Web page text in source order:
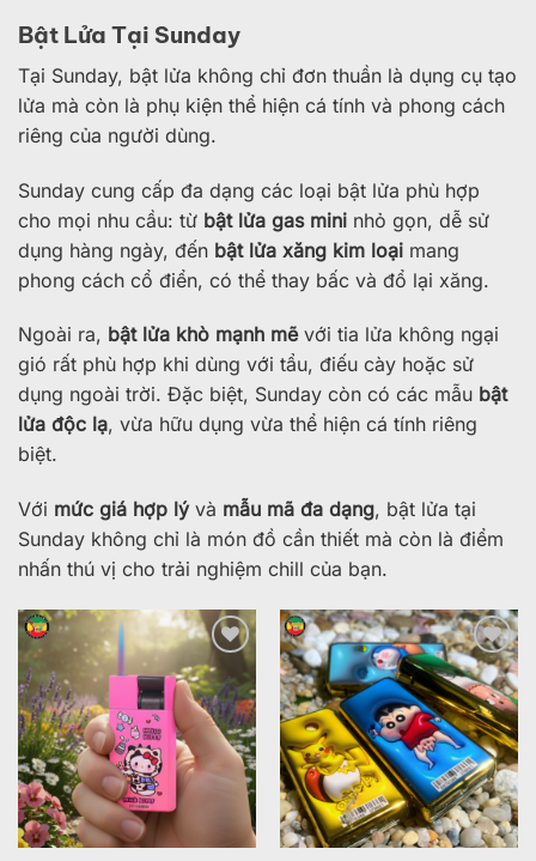
Bật Lửa Tại Sunday
Tại Sunday, bật lửa không chỉ đơn thuần là dụng cụ tạo
lửa mà còn là phụ kiện thể hiện cá tính và phong cách
riêng của người dùng.
Sunday cung cấp đa dạng các loại bật lửa phù hợp
cho mọi nhu cầu: từ bật lửa gas mini nhỏ gọn, dễ sử
dụng hàng ngày, đến bật lửa xăng kim loại mang
phong cách cổ điển, có thể thay bấc và đổ lại xăng.
Ngoài ra, bật lửa khò mạnh mẽvới tia lửa không ngại
gió rất phù hợp khi dùng với tẩu, điếu cày hoặc sử
dụng ngoài trời. Đặc biệt, Sunday còn có các mẫu bật
lửa độc lạ, vừa hữu dụng vừa thể hiện cá tính riêng
biệt.
Với mức giá hợp lý và mẫu mã đa dạng, bật lửa tại
Sunday không chỉ là món đồ cần thiết mà còn là điểm
nhấn thú vị cho trải nghiệm chill của bạn.
Add to
wishlist
Add to
wishlist